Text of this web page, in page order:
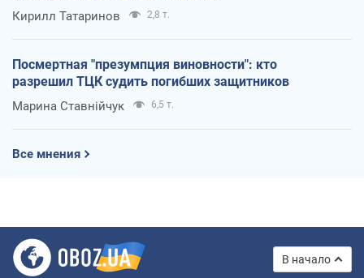
Кирилл Татаринов 2,8 т.
Посмертная "презумпция виновности": кто
разрешил ТЦК судить погибших защитников
Марина Ставнійчук 6,5 т.
Все мнения
В начало